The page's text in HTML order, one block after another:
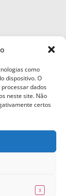
como
dispositivo. O
dados
neste site. Não
certos
cópia total ou
X